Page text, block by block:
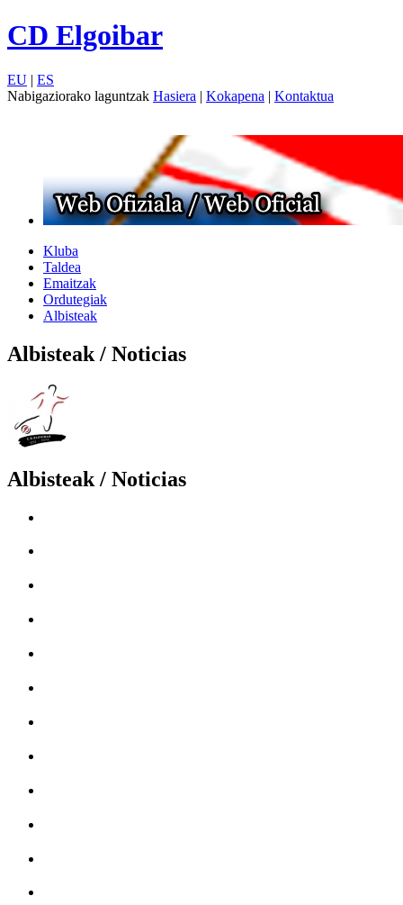
CD Elgoibar
EU | ES
Nabigaziorako laguntzak Hasiera | Kokapena | Kontaktua
Kluba
Taldea
Emaitzak
Ordutegiak
Albisteak
Albisteak / Noticias
Albisteak / Noticias